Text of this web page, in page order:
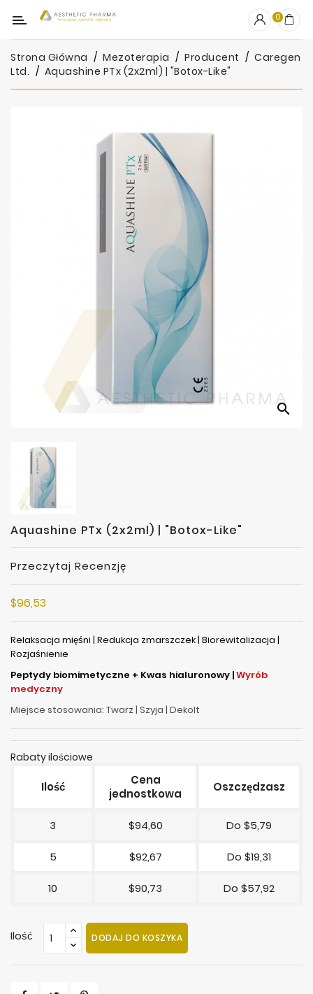
Kategoria
OUTLET
Wypełniacze
0
Strona Główna Mezoterapia Producent
Caregen
Ltd.
Aquashine PTx (2x2ml) | "botox-Like"
search
Aquashine PTx (2x2ml) | "botox-Like"
Przeczytaj Recenzję
$96,53
Relaksacja mięśni | Redukcja zmarszczek | Biorewitalizacja |
Rozjaśnienie
Peptydy biomimetyczne + Kwas hialuronowy |Wyrób
medyczny
Miejsce stosowania: Twarz | Szyja | Dekolt
Rabaty ilościowe
Ilość
Cena
jednostkowa
Oszczędzasz
3 $94,60 Do $5,79
5 $92,67 Do $19,31
10 $90,73 Do $57,92
Ilość DODAJ DO KOSZYKA